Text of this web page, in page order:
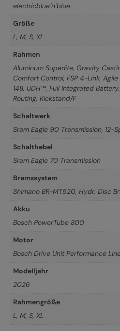
electricblue´n´blue
Größe
L, M, S, XL
Rahmen
Aluminum Superlite, Gravity
Comfort Control, FSP 4-Link,
148, UDH™, Full Integrated
Routing, Kickstand/F
Schaltwerk
Sram Eagle 90 Transmission, 12-
Schalthebel
Sram Eagle 70 Transmission
Bremssystem
Shimano BR-MT520, Hydr. Disc
Akku
Bosch PowerTube 800
Motor
Bosch Drive Unit Performance
Modelljahr
2026
Rahmengröße
L, M, S, XL